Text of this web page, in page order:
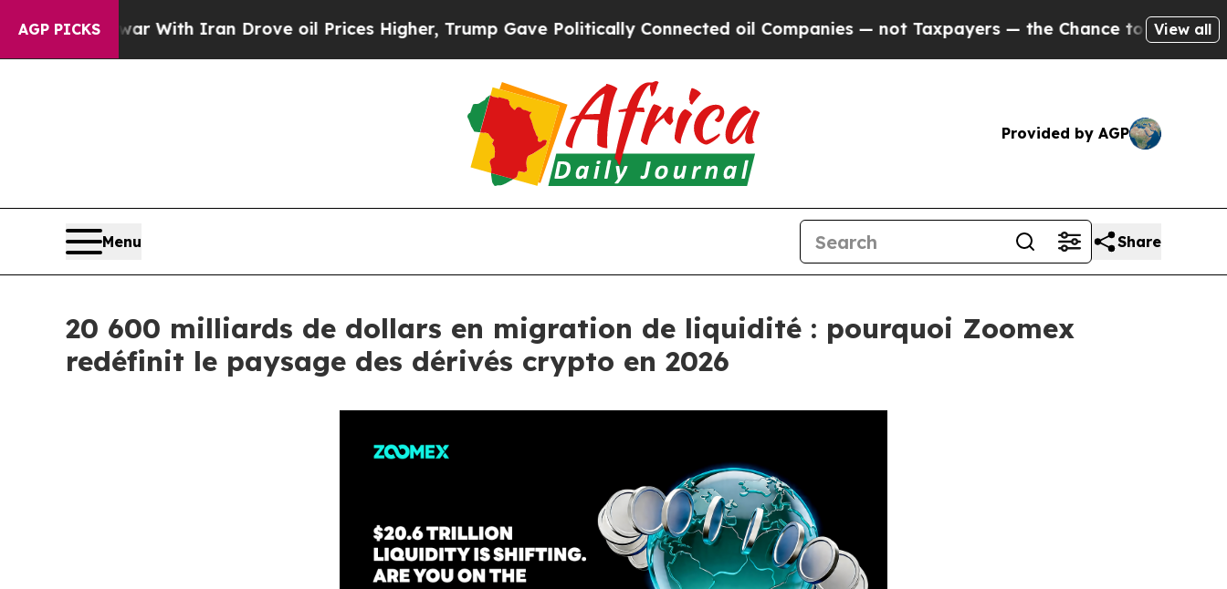
AGP PICKS
With Iran Drove oil Prices Higher, Trump Gave Politically Connected oil Companies — not Taxpayers — the Chance to Cash in on PubliclyView all
Provided by AGP
Menu Share
20 600 milliards de dollars en migration de liquidité : pourquoi Zoomex
redéfinit le paysage des dérivés crypto en 2026